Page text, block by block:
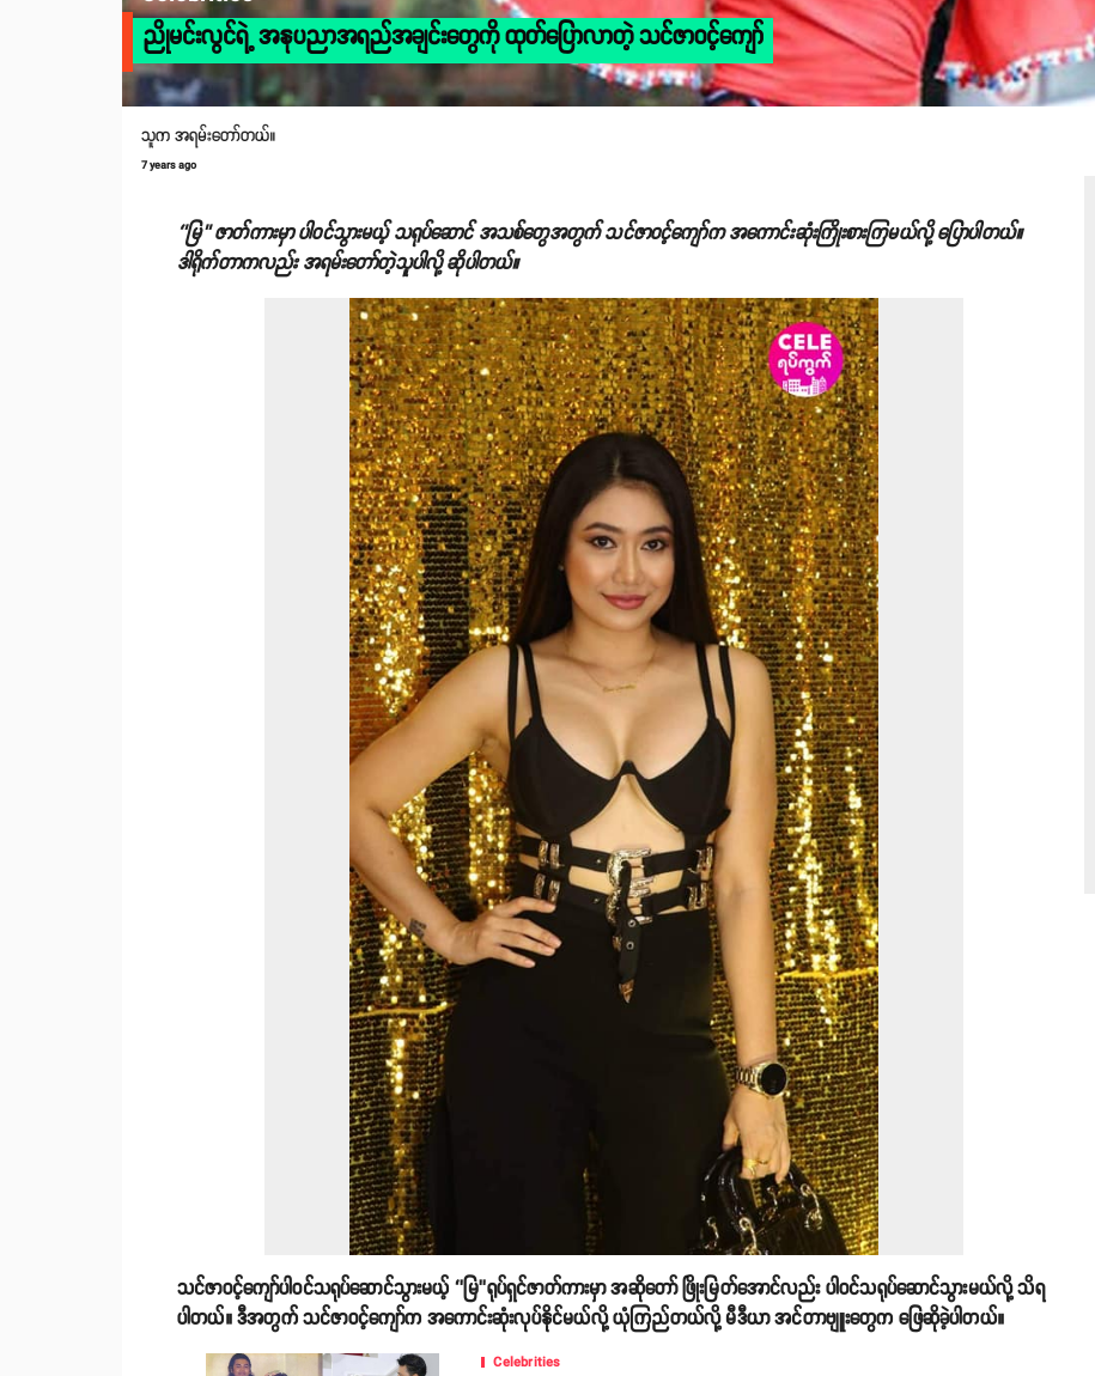
ညိုမင်းလွင်ရဲ့ အနုပညာအရည်အချင်းတွေကို ထုတ်ပြောလာတဲ့ သင်ဇာဝင့်ကျော်
သူက အရမ်းတော်တယ်။
7 years ago
‘’မြ’’ ဇာတ်ကားမှာ ပါဝင်သွားမယ့် သရုပ်ဆောင် အသစ်တွေအတွက် သင်ဇာဝင့်ကျော်က အကောင်းဆုံးကြိုးစားကြမယ်လို့ ပြောပါတယ်။
ဒါရိုက်တာကလည်း အရမ်းတော်တဲ့သူပါလို့ ဆိုပါတယ်။
သင်ဇာဝင့်ကျော်ပါဝင်သရုပ်ဆောင်သွားမယ့် ‘’မြ’’ရုပ်ရှင်ဇာတ်ကားမှာ အဆိုတော် ဖြိုးမြတ်အောင်လည်း ပါဝင်သရုပ်ဆောင်သွားမယ်လို့ သိရ
ပါတယ်။ ဒီအတွက် သင်ဇာဝင့်ကျော်က အကောင်းဆုံးလုပ်နိုင်မယ်လို့ ယုံကြည်တယ်လို့ မီဒီယာ အင်တာဗျူးတွေက ဖြေဆိုခဲ့ပါတယ်။
Celebrities